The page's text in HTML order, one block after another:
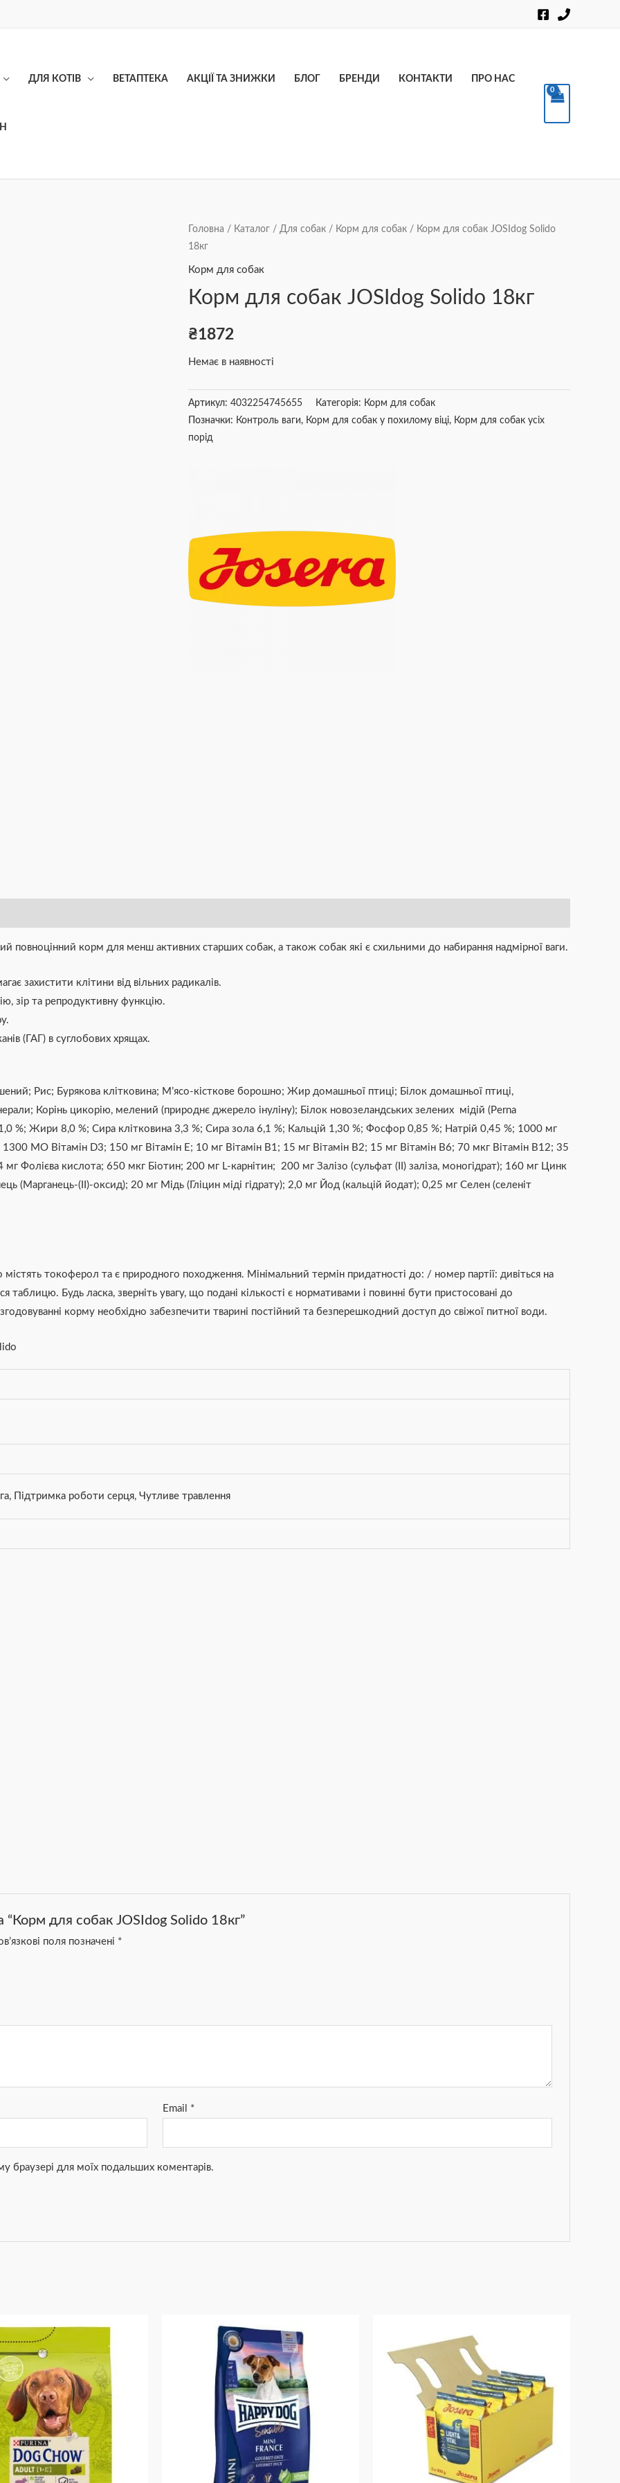
ДЛЯ КОТІВ ВЕТАПТЕКА АКЦІЇ ТА ЗНИЖКИ БЛОГ БРЕНДИ КОНТАКТИ ПРО НАС
Головна / Каталог / Для собак / Корм для собак / Корм для собак JOSIdog Solido
18кг
Корм для собак
Корм для собак JOSIdog Solido 18кг
₴1872
Немає в наявності
Артикул: 4032254745655 Категорія: Корм для собак
Позначки: Контроль ваги, Корм для собак у похилому віці, Корм для собак усіх
порід
повноцінний корм для менш активних старших собак, а також собак які є схильними до набирання надмірної ваги.
захистити клітини від вільних радикалів.
зір та репродуктивну функцію.
(ГАГ) в суглобових хрящах.
Рис; Бурякова клітковина; М’ясо-кісткове борошно; Жир домашньої птиці; Білок домашньої птиці,
Корінь цикорію, мелений (природнє джерело інуліну); Білок новозеландських зелених мідій (Perna
%; Жири 8,0 %; Сира клітковина 3,3 %; Сира зола 6,1 %; Кальцій 1,30 %; Фосфор 0,85 %; Натрій 0,45 %; 1000 мг
МО Вітамін D3; 150 мг Вітамін E; 10 мг Вітамін B1; 15 мг Вітамін B2; 15 мг Вітамін B6; 70 мкг Вітамін B12; 35
Фолієва кислота; 650 мкг Біотин; 200 мг L-карнітин; 200 мг Залізо (сульфат (ІІ) заліза, моногідрат); 160 мг Цинк
(Марганець-(II)-оксид); 20 мг Мідь (Гліцин міді гідрату); 2,0 мг Йод (кальцій йодат); 0,25 мг Селен (селеніт
токоферол та є природного походження. Мінімальний термін придатності до: / номер партії: дивіться на
таблицю. Будь ласка, зверніть увагу, що подані кількості є нормативами і повинні бути пристосовані до
корму необхідно забезпечити тварині постійний та безперешкодний доступ до свіжої питної води.
, Підтримка роботи серця,Чутливе травлення
для собак JOSIdog Solido 18кг”
поля позначені *
Email *
браузері для моїх подальших коментарів.